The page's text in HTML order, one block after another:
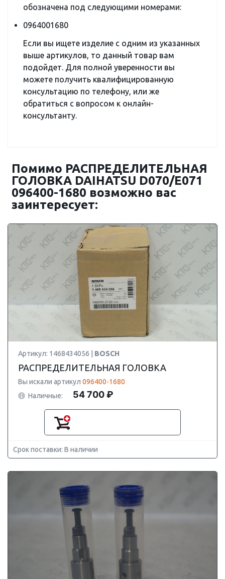
обозначена под следующими номерами:
0964001680
Если вы ищете изделие с одним из указанных
выше артикулов, то данный товар вам
подойдет. Для полной уверенности вы
можете получить квалифицированную
консультацию по телефону, или же
обратиться с вопросом к онлайн-
консультанту.
Помимо РАСПРЕДЕЛИТЕЛЬНАЯ
ГОЛОВКА DAIHATSU D070/E071
096400-1680 возможно вас
заинтересует:
Артикул: 1468434056 | BOSCH
РАСПРЕДЕЛИТЕЛЬНАЯ ГОЛОВКА
Вы искали артикул 096400-1680
Наличные:
54 700 ₽
Срок поставки: В наличии